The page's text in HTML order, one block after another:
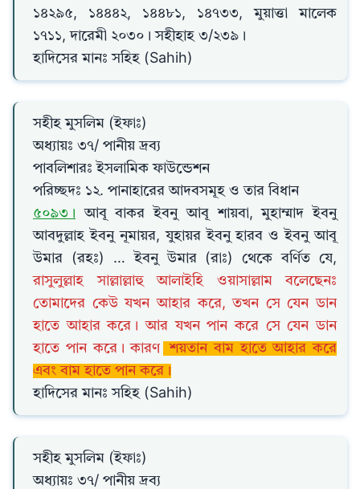
১৪২৯৫, ১৪৪৪২, ১৪৪৮১, ১৪৭৩৩, মুয়াত্তা মালেক
১৭১১, দারেমী ২০৩০। সহীহাহ ৩/২৩৯।
হাদিসের মানঃ সহিহ (Sahih)
সহীহ মুসলিম (ইফাঃ)
অধ্যায়ঃ ৩৭/ পানীয় দ্রব্য
পাবলিশারঃ ইসলামিক ফাউন্ডেশন
পরিচ্ছদঃ ১২. পানাহারের আদবসমূহ ও তার বিধান
৫০৯৩। আবূ বাকর ইবনু আবূ শায়বা, মুহাম্মাদ ইবনু
আবদুল্লাহ ইবনু নূমায়র, যুহায়র ইবনু হারব ও ইবনু আবূ
উমার (রহঃ) … ইবনু উমার (রাঃ) থেকে বর্ণিত যে,
রাসুলুল্লাহ সাল্লাল্লাহু আলাইহি ওয়াসাল্লাম বলেছেনঃ
তোমাদের কেউ যখন আহার করে, তখন সে যেন ডান
হাতে আহার করে। আর যখন পান করে সে যেন ডান
হাতে পান করে। কারণ
শয়তান বাম হাতে আহার করে
এবং বাম হাতে পান করে।
হাদিসের মানঃ সহিহ (Sahih)
সহীহ মুসলিম (ইফাঃ)
অধ্যায়ঃ ৩৭/ পানীয় দ্রব্য